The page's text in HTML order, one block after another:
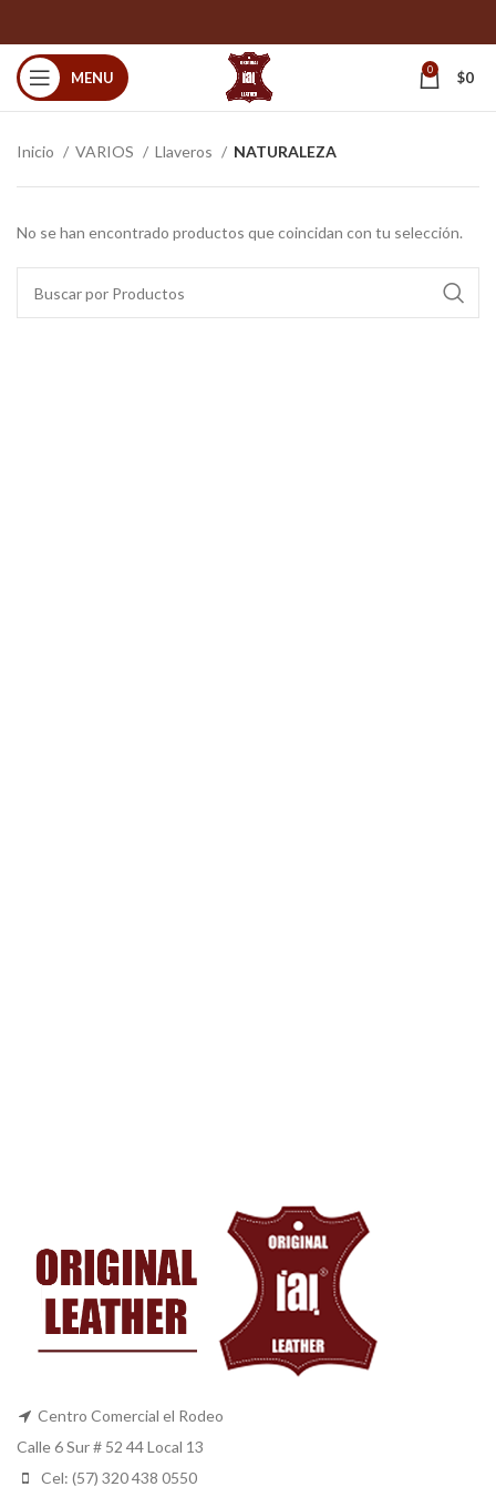
MENU 0 $0
Inicio VARIOS Llaveros NATURALEZA
No se han encontrado productos que coincidan con tu selección.
Centro Comercial el Rodeo
Calle 6 Sur # 52 44 Local 13
Cel: (57) 320 438 0550